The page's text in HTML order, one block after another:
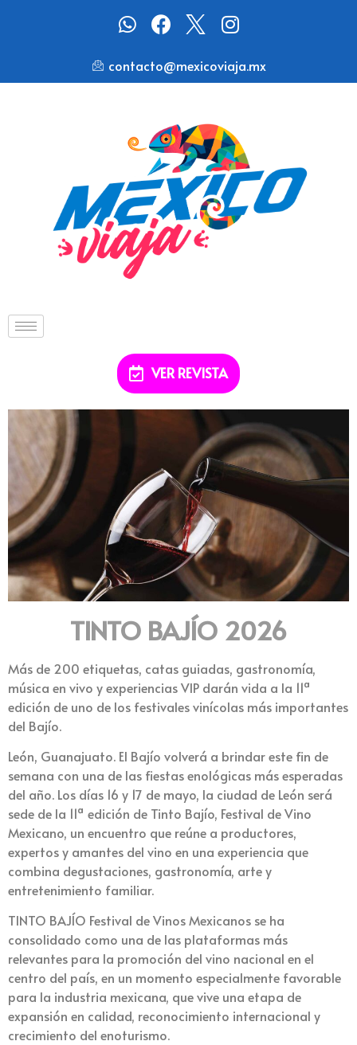
contacto@mexicoviaja.mx
VER REVISTA
TINTO BAJÍO 2026
Más de 200 etiquetas, catas guiadas, gastronomía,
música en vivo y experiencias VIP darán vida a la 11ª
edición de uno de los festivales vinícolas más importantes
del Bajío.
León, Guanajuato. El Bajío volverá a brindar este fin de
semana con una de las fiestas enológicas más esperadas
del año. Los días 16 y 17 de mayo, la ciudad de León será
sede de la 11ª edición de Tinto Bajío, Festival de Vino
Mexicano, un encuentro que reúne a productores,
expertos y amantes del vino en una experiencia que
combina degustaciones, gastronomía, arte y
entretenimiento familiar.
TINTO BAJÍO Festival de Vinos Mexicanos se ha
consolidado como una de las plataformas más
relevantes para la promoción del vino nacional en el
centro del país, en un momento especialmente favorable
para la industria mexicana, que vive una etapa de
expansión en calidad, reconocimiento internacional y
crecimiento del enoturismo.